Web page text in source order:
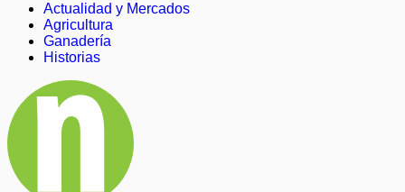
Actualidad y Mercados
Agricultura
Ganadería
Historias